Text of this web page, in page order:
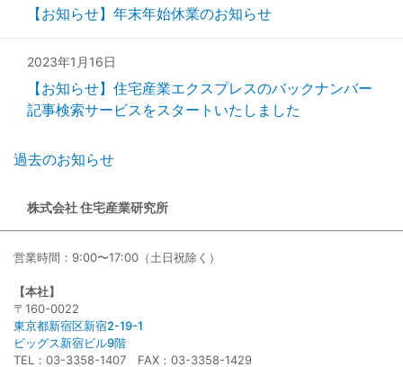
【お知らせ】年末年始休業のお知らせ
2023年1月16日
【お知らせ】住宅産業エクスプレスのバックナンバー
記事検索サービスをスタートいたしました
過去のお知らせ
株式会社 住宅産業研究所
営業時間：9:00〜17:00（土日祝除く）
【本社】
〒160-0022
東京都新宿区新宿2-19-1
ビッグス新宿ビル9階
TEL：03-3358-1407 FAX：03-3358-1429